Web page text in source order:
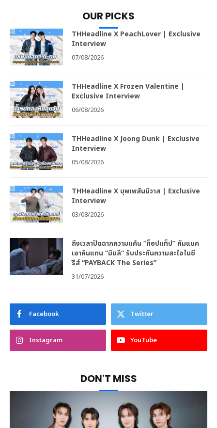
OUR PICKS
THHeadline X PeachLover | Exclusive
Interview
07/08/2026
THHeadline X Frozen Valentine |
Exclusive Interview
06/08/2026
THHeadline X Joong Dunk | Exclusive
Interview
05/08/2026
THHeadline X บุพเพสันนิวาส | Exclusive
Interview
03/08/2026
ถึงเวลาปิดฉากความแค้น “ท็อปแท็ป” คัมแบค
เอาคืนแทน “มินลี” รับประกันความสะใจในซี
รีส์ “PAYBACK The Series”
31/07/2026
Facebook Twitter
Instagram YouTube
DON'T MISS